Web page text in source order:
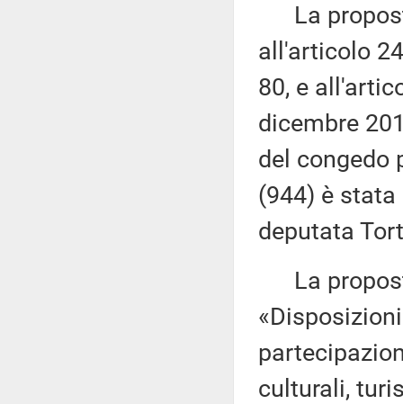
La
all'articolo
80, e
dicembre
del congedo
(944) è
deputata
La
culturali,